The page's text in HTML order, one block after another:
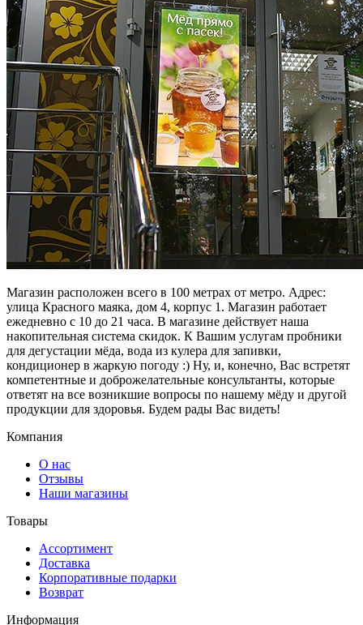
Магазин расположен всего в 100 метрах от метро. Адрес:
улица Красного маяка, дом 4, корпус 1. Магазин работает
ежедневно с 10 до 21 часа. В магазине действует наша
накопительная система скидок. К Вашим услугам пробники
для дегустации мёда, вода из кулера для запивки,
кондиционер в жаркую погоду :) Ну, и, конечно, Вас встретят
компетентные и доброжелательные консультанты, которые
ответят на все возникшие вопросы по нашему мёду и другой
продукции для здоровья. Будем рады Вас видеть!
Компания
О нас
Отзывы
Наши магазины
Товары
Ассортимент
Доставка
Корпоративные подарки
Возврат
Информация